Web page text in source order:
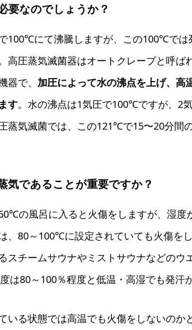
要なのでしょうか？
100℃にて沸騰しますが、この100℃では
高圧蒸気滅菌器はオートクレーブと呼ば
器で、 加圧によって水の沸点を上げ、高
す。水の沸点は1気圧で100℃ですが、2
蒸気滅菌では、この121℃で15〜20分間
気であることが重要ですか？
の風呂に入ると火傷をしますが、湿度
、80～100℃に設定されていても火傷を
スチームサウナやミストサウナなどのウ
は80～100％程度と低温・高湿でも発汗
いる状態では高温でも火傷をしないのか